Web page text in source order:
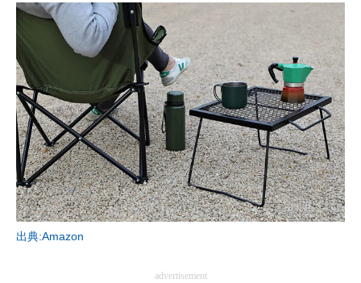
AI活用のいまが分かる
企業ITのトレンドを詳説
経営リーダーのコミュニティ
マーケ×ITの今がよく分かる
ITエンジニア向け専門サイト
企業向けIT製品の総合サイト
IT製品の技術・比較・事例
製造業のIT導入・活用を支援
出典:Amazon
advertisement